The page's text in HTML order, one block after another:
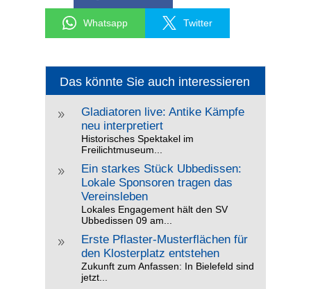
Das könnte Sie auch interessieren
9
Gladiatoren live: Antike Kämpfe
neu interpretiert
Historisches Spektakel im
Freilichtmuseum...
9
Ein starkes Stück Ubbedissen:
Lokale Sponsoren tragen das
Vereinsleben
Lokales Engagement hält den SV
Ubbedissen 09 am...
9
Erste Pflaster-Musterflächen für
den Klosterplatz entstehen
Zukunft zum Anfassen: In Bielefeld sind
jetzt...
Whatsapp Twitter